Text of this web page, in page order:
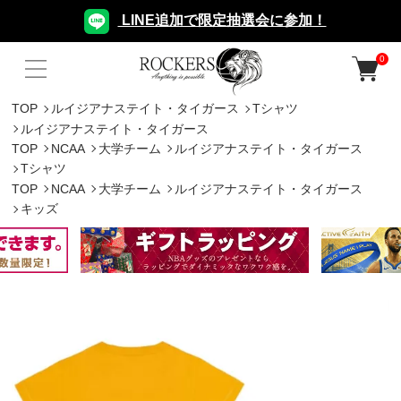
LINE追加で限定抽選会に参加！
0
TOP ルイジアナステイト・タイガース
Tシャツ
ルイジアナステイト・タイガース
TOP
NCAA 大学チーム
ルイジアナステイト・タイガース
Tシャツ
TOP
NCAA 大学チーム
ルイジアナステイト・タイガース
キッズ